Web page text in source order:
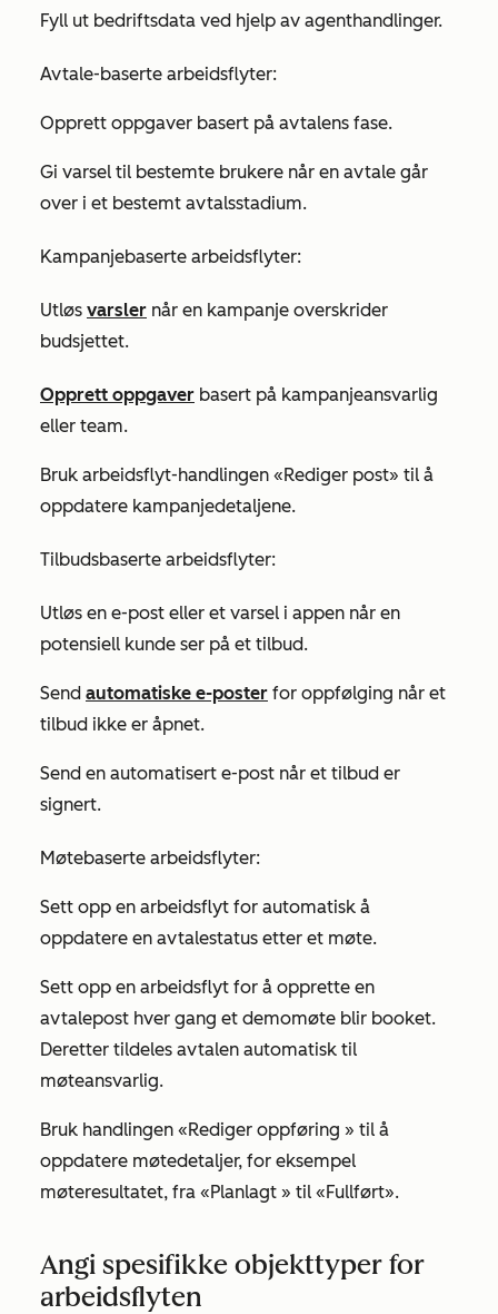
Fyll ut bedriftsdata ved hjelp av agenthandlinger.
Avtale-baserte arbeidsflyter:
Opprett oppgaver basert på avtalens fase.
Gi varsel til bestemte brukere når en avtale går
over i et bestemt avtalsstadium.
Kampanjebaserte arbeidsflyter:
Utløs varsler når en kampanje overskrider
budsjettet.
Opprett oppgaver basert på kampanjeansvarlig
eller team.
Bruk arbeidsflyt-handlingen «Rediger post» til å
oppdatere kampanjedetaljene.
Tilbudsbaserte arbeidsflyter:
Utløs en e-post eller et varsel i appen når en
potensiell kunde ser på et tilbud.
Send automatiske e-poster for oppfølging når et
tilbud ikke er åpnet.
Send en automatisert e-post når et tilbud er
signert.
Møtebaserte arbeidsflyter:
Sett opp en arbeidsflyt for automatisk å
oppdatere en avtalestatus etter et møte.
Sett opp en arbeidsflyt for å opprette en
avtalepost hver gang et demomøte blir booket.
Deretter tildeles avtalen automatisk til
møteansvarlig.
Bruk handlingen «Rediger oppføring » til å
oppdatere møtedetaljer, for eksempel
møteresultatet, fra «Planlagt » til «Fullført».
Angi spesifikke objekttyper for
arbeidsflyten